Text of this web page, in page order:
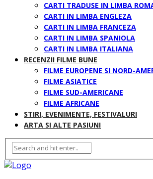
CARTI TRADUSE IN LIMBA
CARTI IN LIMBA ENGLEZA
CARTI IN LIMBA FRANCEZA
CARTI IN LIMBA SPANIOLA
CARTI IN LIMBA ITALIANA
RECENZII FILME BUNE
FILME EUROPENE SI NORD-
FILME ASIATICE
FILME SUD-AMERICANE
FILME AFRICANE
STIRI, EVENIMENTE, FESTIVALURI
ARTA SI ALTE PASIUNI